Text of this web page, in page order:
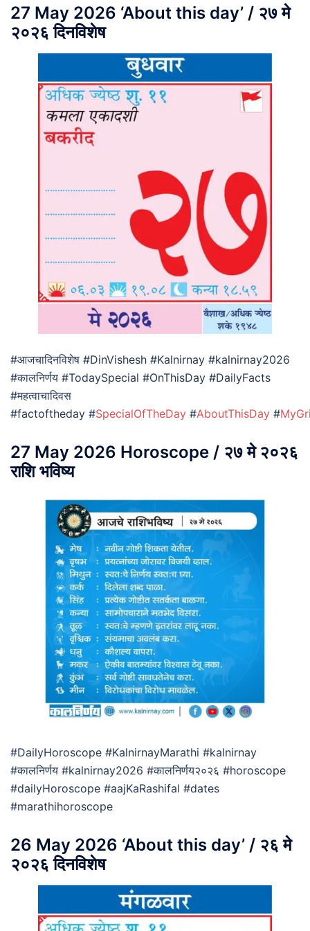
27 May 2026 ‘About this day’ / २७ मे
२०२६ दिनविशेष
#आजचादिनविशेष #DinVishesh #Kalnirnay #kalnirnay2026
#कालनिर्णय #TodaySpecial #OnThisDay #DailyFacts
#महत्वाचादिवस
#factoftheday #SpecialOfTheDay #AboutThisDay #
27 May 2026 Horoscope / २७ मे २०२६
राशि भविष्य
#DailyHoroscope #KalnirnayMarathi #kalnirnay
#कालनिर्णय #kalnirnay2026 #कालनिर्णय२०२६ #horoscope
#dailyHoroscope #aajKaRashifal #dates
#marathihoroscope
26 May 2026 ‘About this day’ / २६ मे
२०२६ दिनविशेष